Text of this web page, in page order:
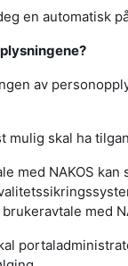
en automatisk
av
skal ha
med NAKOS
med